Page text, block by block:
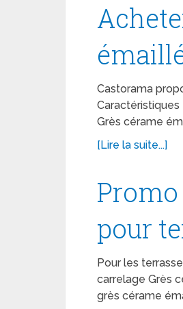
Castorama
Grès cérame
[Lire la suite...]
pour
Pour les
carrelage Grès
grès cérame